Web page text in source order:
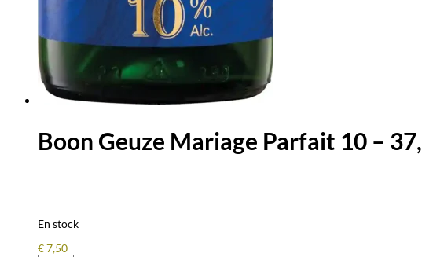
Boon Geuze Mariage Parfait 10 –
En stock
€7,50